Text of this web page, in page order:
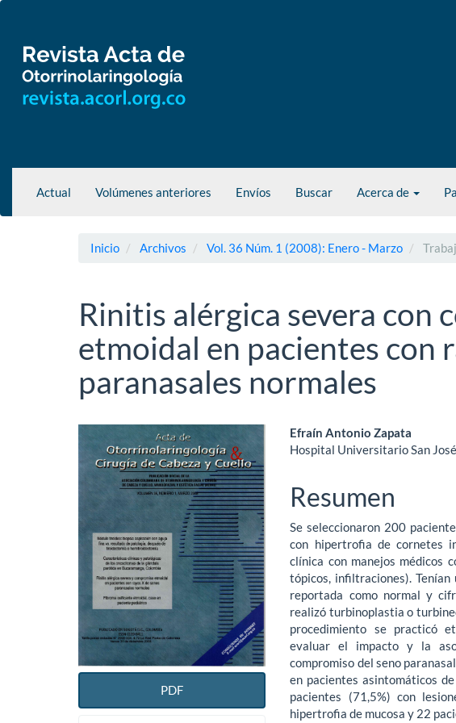
principal
Barra
lateral
Actual Volúmenes anteriores Envíos Buscar Acerca de
Inicio Archivos Vol. 36 Núm. 1 (2008): Enero - Marzo
Rinitis alérgica severa con
etmoidal en pacientes con
paranasales normales
Barra
lateral
del
artículo
PDF
Contenido
principal
del
artículo
Efraín Antonio Zapata
Hospital Universitario San
Resumen
Se seleccionaron 200
con hipertrofia de cornetes
clínica con manejos médicos
tópicos, infiltraciones). Tenían
reportada como normal y
realizó turbinoplastia o
procedimiento se practicó
evaluar el impacto y la
compromiso del seno
en pacientes asintomáticos
pacientes (71,5%) con
hipertrofia de mucosa y 22